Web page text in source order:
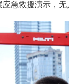
急救援演示，